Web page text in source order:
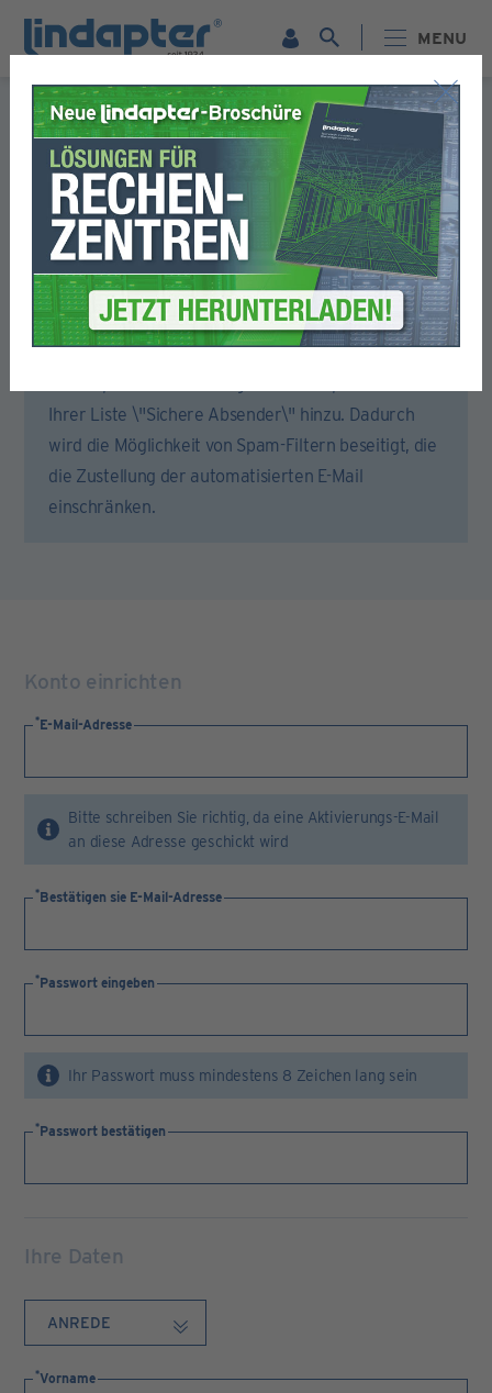
MENU
Formular für die Registrierung
Bitte füllen Sie alle Abschnitte dieses Formulars aus.
Sie erhalten dann eine E-Mail, um Ihr Konto zu aktivieren.
Um sicherzustellen, dass Sie die Aktivierungs-E-Mail
erhalten, öffnen Sie bitte Ihr E-Mail-Konto oder
Ihrer Liste \"Sichere Absender\" hinzu. Dadurch
wird die Möglichkeit von Spam-Filtern beseitigt, die
die Zustellung der automatisierten E-Mail
einschränken.
Konto einrichten
E-Mail-Adresse
Bitte schreiben Sie richtig, da eine Aktivierungs-E-Mail
an diese Adresse geschickt wird
Bestätigen sie E-Mail-Adresse
Passwort eingeben
Ihr Passwort muss mindestens 8 Zeichen lang sein
Passwort bestätigen
Ihre Daten
Vorname